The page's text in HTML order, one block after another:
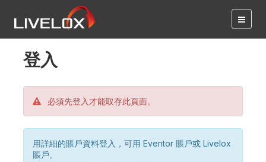
登入
必須先登入才能取存此頁面。
用詳細的賬戶資料登入，可用 Eventor 賬戶或 Livelox
賬戶。